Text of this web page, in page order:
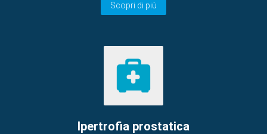
Scopri di più
Ipertrofia prostatica